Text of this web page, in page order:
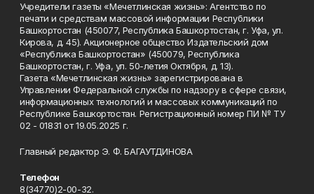
Учредители газеты «Мечетлинская жизнь»: Агентство по
печати и средствам массовой информации Республики
Башкортостан (450077, Республика Башкортостан, г. Уфа, ул.
Кирова, д. 45). Акционерное общество Издательский дом
«Республика Башкортостан» (450079, Республика
Башкортостан, г. Уфа, ул. 50-летия Октября, д. 13).
Газета «Мечетлинская жизнь» зарегистрирована в
Управлении Федеральной службы по надзору в сфере связи,
информационных технологий и массовых коммуникаций по
Республике Башкортостан. Регистрационный номер ПИ № ТУ
02 - 01831 от 19.05.2025 г.
Главный редактор Э. Ф. БАГАУТДИНОВА
Телефон
8(34770)2-00-32.